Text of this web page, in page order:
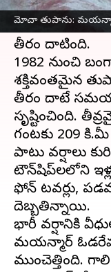
మోచా తుపాను:
మోచాతుపాను
టౌన్‌షిప్
తీరం దాటింది.
1982 నుంచి
శక్తివంతమైన
తీరం దాటే
సృష్టించింది.
గంటకు 209
పాటు వర్షాలు
టౌన్‌షిప్‌లలోని
ఫోన్ టవర్లు,
దెబ్బతిన్నాయి.
భారీ వర్షానికి
మయన్మార్
ముంచెత్తింది.